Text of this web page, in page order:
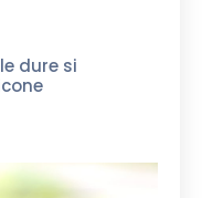
dure si